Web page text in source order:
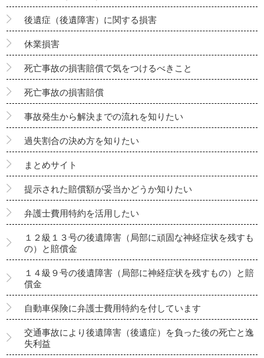
後遺症（後遺障害）に関する損害
休業損害
死亡事故の損害賠償で気をつけるべきこと
死亡事故の損害賠償
事故発生から解決までの流れを知りたい
過失割合の決め方を知りたい
まとめサイト
提示された賠償額が妥当かどうか知りたい
弁護士費用特約を活用したい
１２級１３号の後遺障害（局部に頑固な神経症状を残すも
の）と賠償金
１４級９号の後遺障害（局部に神経症状を残すもの）と賠
償金
自動車保険に弁護士費用特約を付しています
交通事故により後遺障害（後遺症）を負った後の死亡と逸
失利益